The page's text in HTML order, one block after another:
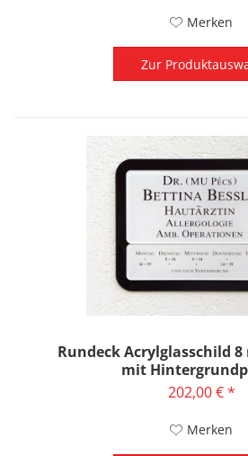
Merken
Zur
Rundeck Acrylglasschild
mit
202,00 € *
Merken